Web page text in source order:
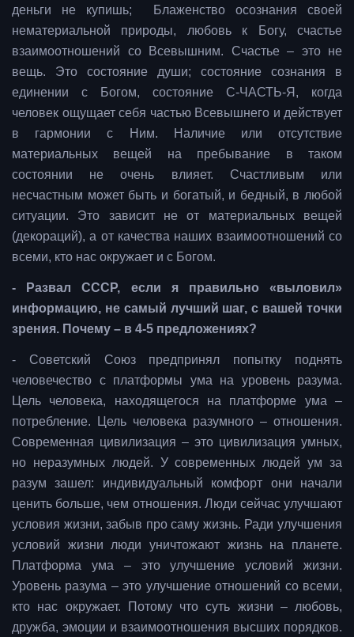
деньги не купишь; Блаженство осознания своей
нематериальной природы, любовь к Богу, счастье
взаимоотношений со Всевышним. Счастье – это не
вещь. Это состояние души; состояние сознания в
единении с Богом, состояние С-ЧАСТЬ-Я, когда
человек ощущает себя частью Всевышнего и действует
в гармонии с Ним. Наличие или отсутствие
материальных вещей на пребывание в таком
состоянии не очень влияет. Счастливым или
несчастным может быть и богатый, и бедный, в любой
ситуации. Это зависит не от материальных вещей
(декораций), а от качества наших взаимоотношений со
всеми, кто нас окружает и с Богом.
- Развал СССР, если я правильно «выловил»
информацию, не самый лучший шаг, с вашей точки
зрения. Почему – в 4-5 предложениях?
- Советский Союз предпринял попытку поднять
человечество с платформы ума на уровень разума.
Цель человека, находящегося на платформе ума –
потребление. Цель человека разумного – отношения.
Современная цивилизация – это цивилизация умных,
но неразумных людей. У современных людей ум за
разум зашел: индивидуальный комфорт они начали
ценить больше, чем отношения. Люди сейчас улучшают
условия жизни, забыв про саму жизнь. Ради улучшения
условий жизни люди уничтожают жизнь на планете.
Платформа ума – это улучшение условий жизни.
Уровень разума – это улучшение отношений со всеми,
кто нас окружает. Потому что суть жизни – любовь,
дружба, эмоции и взаимоотношения высших порядков.